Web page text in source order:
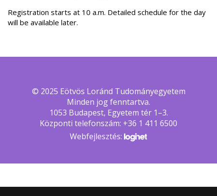
Registration starts at 10 a.m. Detailed schedule for the day
will be available later.
© 2025 Eötvös Loránd Tudományegyetem
Minden jog fenntartva.
1053 Budapest, Egyetem tér 1–3.
Központi telefonszám: +36 1 411 6500
Webfejlesztés: